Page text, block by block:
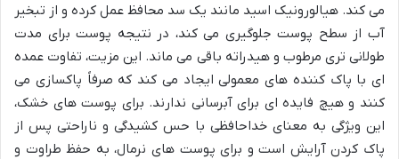
می کند. هیالورونیک اسید مانند یک سد محافظ عمل کرده و از تبخیر
آب از سطح پوست جلوگیری می کند، در نتیجه پوست برای مدت
طولانی تری مرطوب و هیدراته باقی می ماند. این مزیت، تفاوت عمده
ای با پاک کننده های معمولی ایجاد می کند که صرفاً پاکسازی می
کنند و هیچ فایده ای برای آبرسانی ندارند. برای پوست های خشک،
این ویژگی به معنای خداحافظی با حس کشیدگی و ناراحتی پس از
پاک کردن آرایش است و برای پوست های نرمال، به حفظ طراوت و